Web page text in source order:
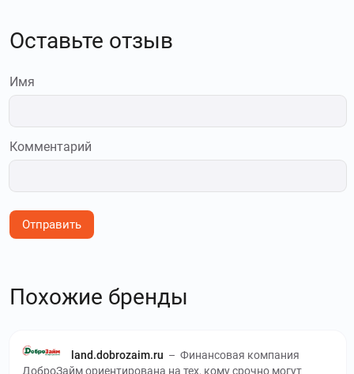
Оставьте отзыв
Имя
Комментарий
Отправить
Похожие бренды
land.dobrozaim.ru – Финансовая компания
ДоброЗайм ориентирована на тех, кому срочно могут